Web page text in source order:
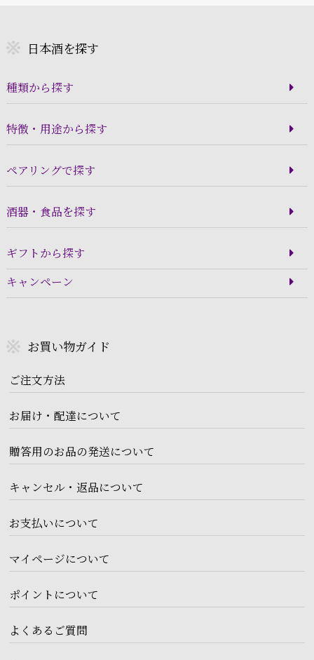
日本酒を探す
種類から探す
特徴・用途から探す
ペアリングで探す
酒器・食品を探す
ギフトから探す
キャンペーン
お買い物ガイド
ご注文方法
お届け・配達について
贈答用のお品の発送について
キャンセル・返品について
お支払いについて
マイページについて
ポイントについて
よくあるご質問